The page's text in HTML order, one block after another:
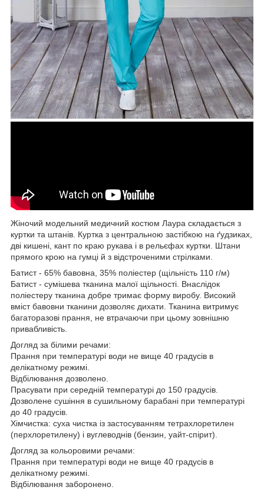
Жіночий модельний медичний костюм Лаура складається з
куртки та штанів. Куртка з центральною застібкою на ґудзиках,
дві кишені, кант по краю рукава і в рельєфах куртки. Штани
прямого крою на гумці й з відстроченими стрілками.
Батист - 65% бавовна, 35% поліестер (щільність 110 г/м)
Батист - сумішева тканина малої щільності. Внаслідок
поліестеру тканина добре тримає форму виробу. Високий
вміст бавовни тканини дозволяє дихати. Тканина витримує
багаторазові прання, не втрачаючи при цьому зовнішню
привабливість.
Догляд за білими речами:
Прання при температурі води не вище 40 градусів в
делікатному режимі.
Відбілювання дозволено.
Прасувати при середній температурі до 150 градусів.
Дозволене сушіння в сушильному барабані при температурі
до 40 градусів.
Хімчистка: суха чистка із застосуванням тетрахлоретилен
(перхлоретилену) і вуглеводнів (бензин, уайт-спірит).
Догляд за кольоровими речами:
Прання при температурі води не вище 40 градусів в
делікатному режимі.
Відбілювання заборонено.